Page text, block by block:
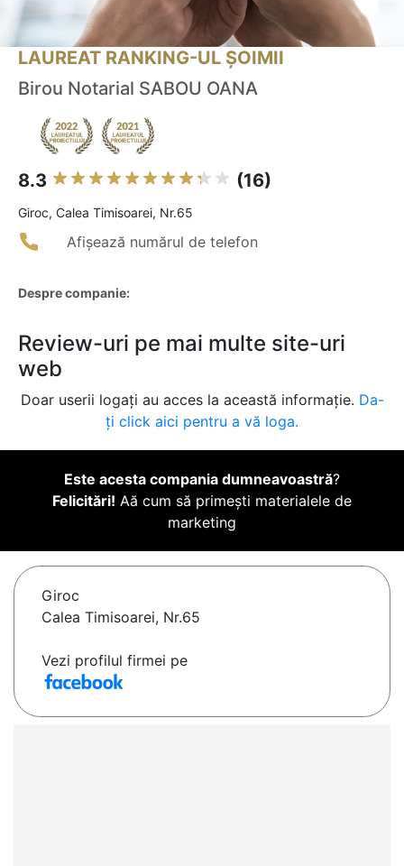
LAUREAT RANKING-UL ȘOIMII
Birou Notarial SABOU OANA
8.3 (16)
Giroc, Calea Timisoarei, Nr.65
Afișează numărul de telefon
Despre companie:
Review-uri pe mai multe site-uri
web
Doar userii logați au acces la această informație. Da-
ți click aici pentru a vă loga.
Este acesta compania dumneavoastră?
Felicitări! Aă cum să primești materialele de
marketing
Giroc
Calea Timisoarei, Nr.65
Vezi profilul firmei pe